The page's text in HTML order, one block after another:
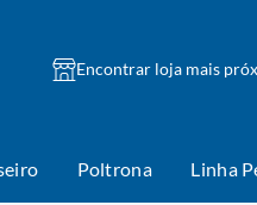
Encontrar loja mais
Poltrona Linha